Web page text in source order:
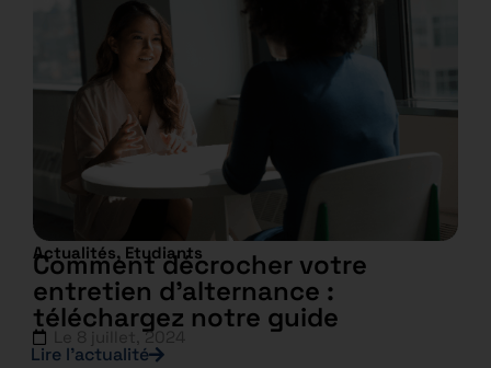
Actualités, Etudiants
Comment décrocher votre
entretien d’alternance :
téléchargez notre guide
8 juillet, 2024
Lire l’actualité